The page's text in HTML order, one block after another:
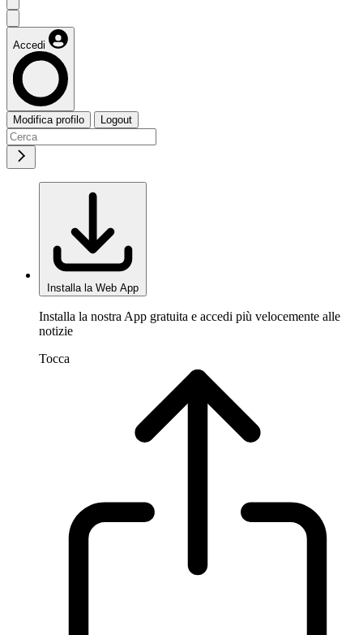
Accedi
Modifica profilo Logout
Installa la Web App
Installa la nostra App gratuita e accedi più velocemente alle
notizie
Tocca